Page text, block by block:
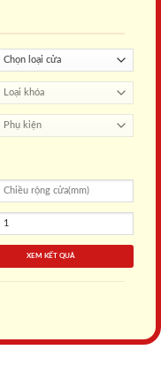
XEM KẾT QUẢ